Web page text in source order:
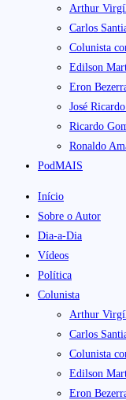
Arthur
Carlos
Colunista
Edilson
Eron
José
Ricardo
Ronaldo
PodMAIS
Início
Sobre o Autor
Dia-a-Dia
Vídeos
Política
Colunista
Arthur
Carlos
Colunista
Edilson
Eron